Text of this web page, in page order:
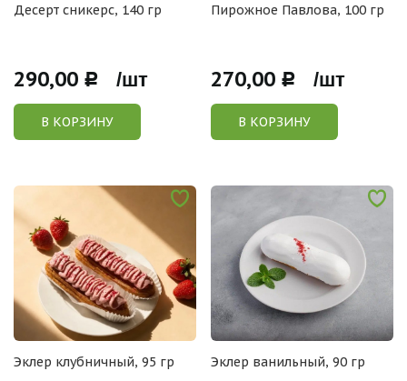
Десерт сникерс, 140 гр
290,00 Р /шт
В КОРЗИНУ
Пирожное Павлова, 100 гр
270,00 Р /шт
В КОРЗИНУ
Эклер клубничный, 95 гр Эклер ванильный, 90 гр